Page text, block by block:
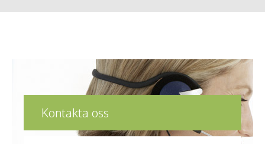
Kontakta oss